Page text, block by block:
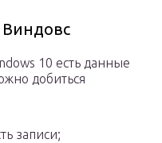
Виндовс
10 есть данные
добиться
записи;